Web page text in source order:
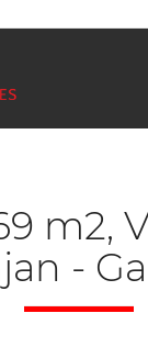
m2,
-